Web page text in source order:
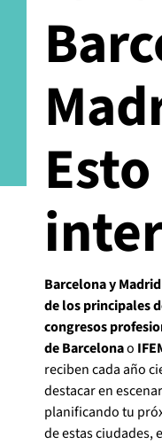
Barcelona y
de los principales
congresos
de Barcelonao
reciben cada año
destacar en
planificando tu
de estas ciudades,